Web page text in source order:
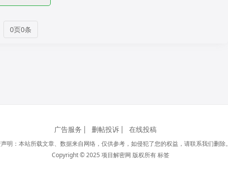
0页0条
广告服务 删帖投诉 在线投稿
明：本站所载文章、数据来自网络，仅供参考，如侵犯了您的权益，请联系我们删除。
Copyright © 2025 项目解密网 版权所有标签